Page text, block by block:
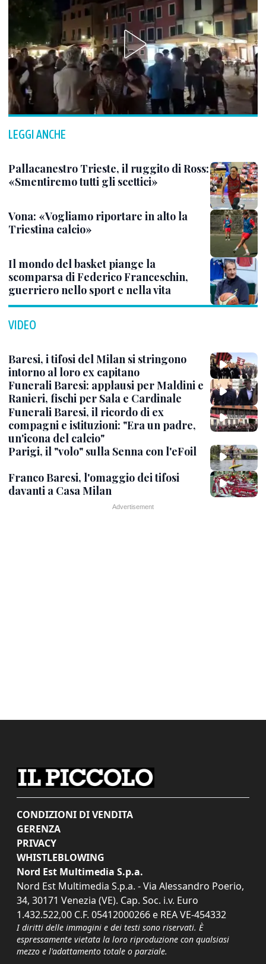
LEGGI ANCHE
Pallacanestro Trieste, il ruggito di Ross:
«Smentiremo tutti gli scettici»
Vona: «Vogliamo riportare in alto la
Triestina calcio»
Il mondo del basket piange la
scomparsa di Federico Franceschin,
guerriero nello sport e nella vita
VIDEO
Baresi, i tifosi del Milan si stringono
intorno al loro ex capitano
Funerali Baresi: applausi per Maldini e
Ranieri, fischi per Sala e Cardinale
Funerali Baresi, il ricordo di ex
compagni e istituzioni: "Era un padre,
un'icona del calcio"
Parigi, il "volo" sulla Senna con l'eFoil
Franco Baresi, l'omaggio dei tifosi
davanti a Casa Milan
CONDIZIONI DI VENDITA
GERENZA
PRIVACY
WHISTLEBLOWING
Nord Est Multimedia S.p.a.
Nord Est Multimedia S.p.a. - Via Alessandro Poerio,
34, 30171 Venezia (VE). Cap. Soc. i.v. Euro
1.432.522,00 C.F. 05412000266 e REA VE-454332
I diritti delle immagini e dei testi sono riservati. È
espressamente vietata la loro riproduzione con qualsiasi
mezzo e l'adattamento totale o parziale.